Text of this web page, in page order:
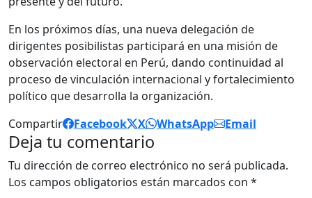
En los próximos días, una nueva delegación de
dirigentes posibilistas participará en una misión de
observación electoral en Perú, dando continuidad al
proceso de vinculación internacional y fortalecimiento
político que desarrolla la organización.
Compartir
Facebook X WhatsApp Email
Deja tu comentario
Tu dirección de correo electrónico no será publicada.
Los campos obligatorios están marcados con *